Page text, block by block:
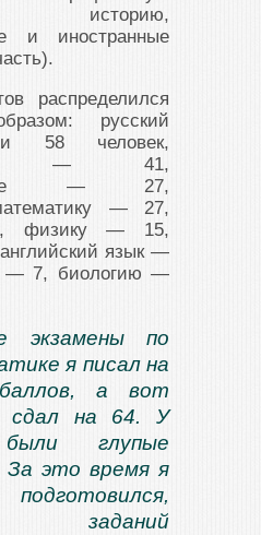
историю,
и иностранные
распределился
русский
58 человек,
— 41,
— 27,
— 27,
физику — 15,
язык —
— 7, биологию —
экзамены по
я писал на
а вот
сдал на 64. У
глупые
За это время я
заданий